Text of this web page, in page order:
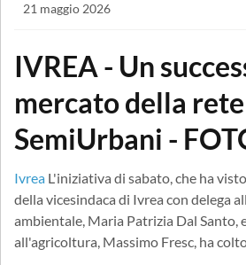
21 maggio 2026
IVREA - Un
mercato della rete
SemiUrbani -
Ivrea L'iniziativa di sabato, che ha
della vicesindaca di Ivrea con delega
ambientale, Maria Patrizia Dal Santo,
all'agricoltura, Massimo Fresc, ha